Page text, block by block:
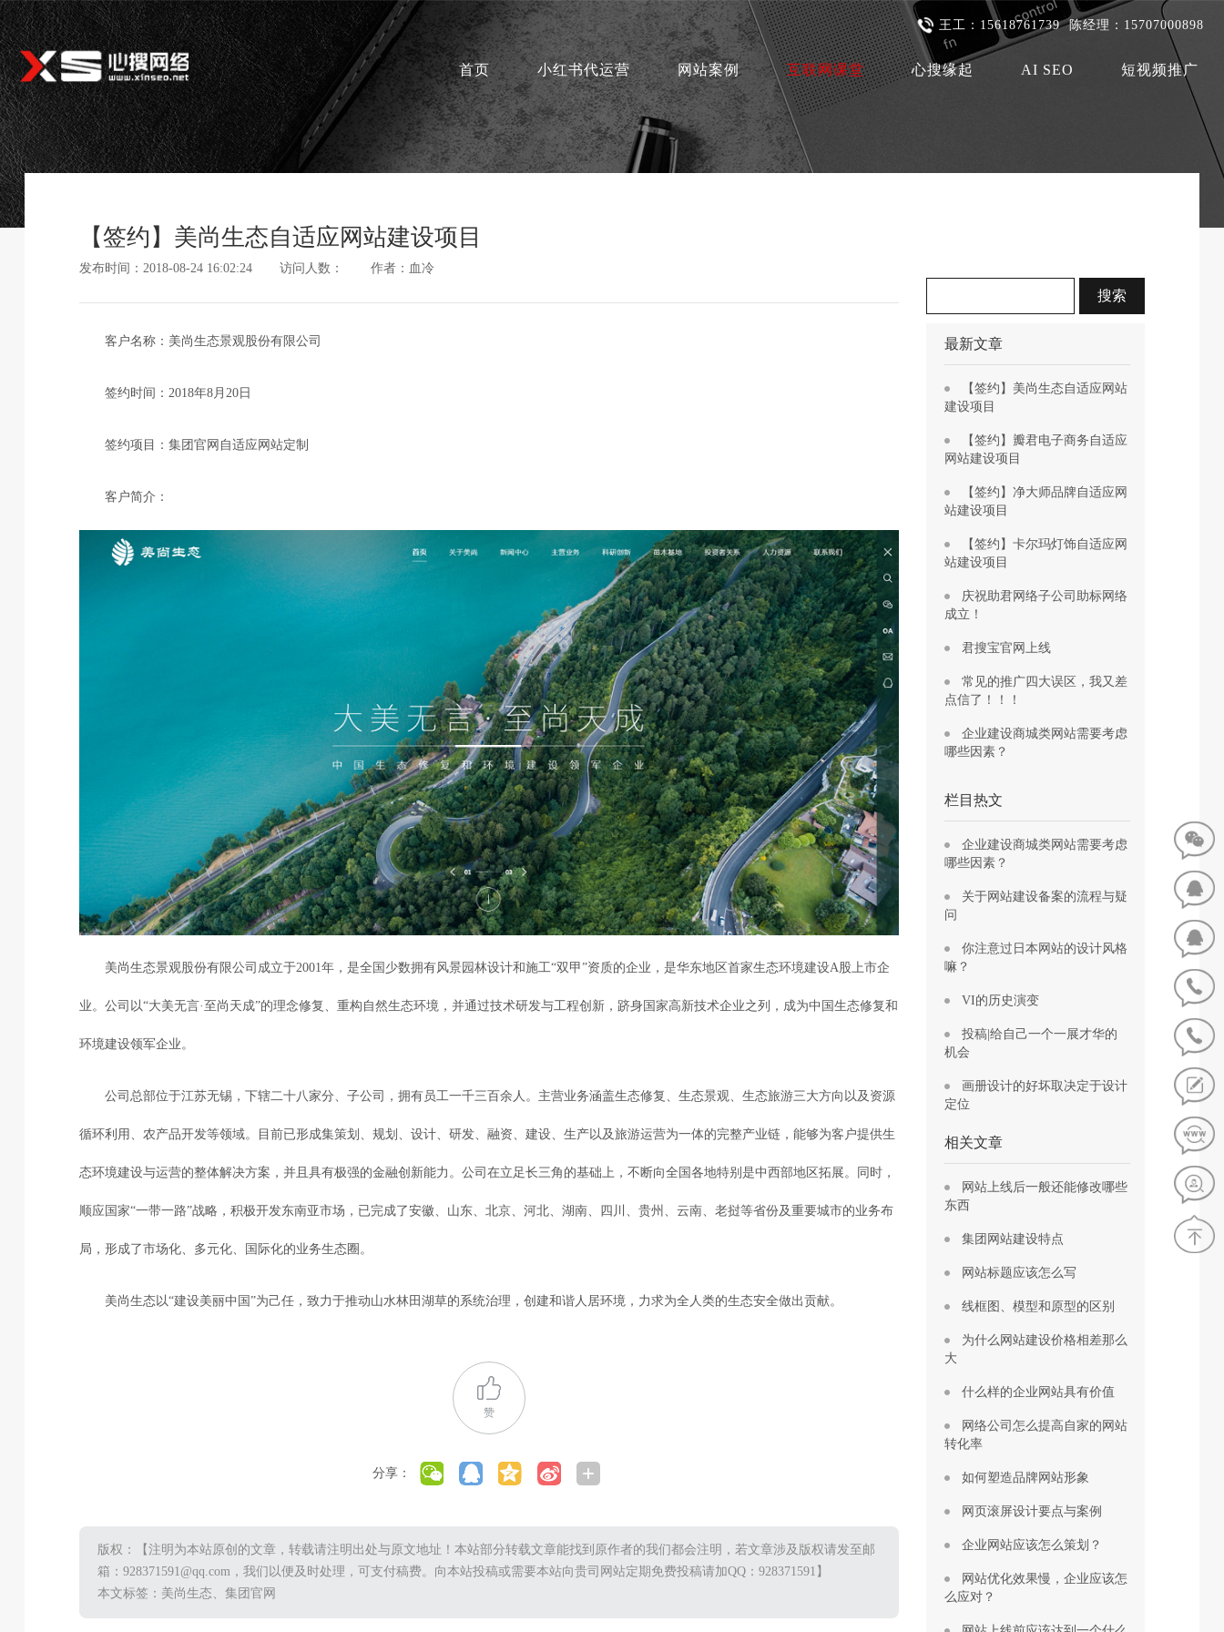
王工：15618761739 陈经理：15707000898
首页 小红书代运营 网站案例 互联网课堂 心搜缘起 AI SEO 短视频推广
【签约】美尚生态自适应网站建设项目
发布时间：2018-08-24 16:02:24 访问人数： 作者：血冷
客户名称：美尚生态景观股份有限公司
签约时间：2018年8月20日
签约项目：集团官网自适应网站定制
客户简介：
美尚生态景观股份有限公司成立于2001年，是全国少数拥有风景园林设计和施工“双甲”资质的企业，是华东地区首家生态环境建设A股上市企
业。公司以“大美无言·至尚天成”的理念修复、重构自然生态环境，并通过技术研发与工程创新，跻身国家高新技术企业之列，成为中国生态修复和
环境建设领军企业。
公司总部位于江苏无锡，下辖二十八家分、子公司，拥有员工一千三百余人。主营业务涵盖生态修复、生态景观、生态旅游三大方向以及资源
循环利用、农产品开发等领域。目前已形成集策划、规划、设计、研发、融资、建设、生产以及旅游运营为一体的完整产业链，能够为客户提供生
态环境建设与运营的整体解决方案，并且具有极强的金融创新能力。公司在立足长三角的基础上，不断向全国各地特别是中西部地区拓展。同时，
顺应国家“一带一路”战略，积极开发东南亚市场，已完成了安徽、山东、北京、河北、湖南、四川、贵州、云南、老挝等省份及重要城市的业务布
局，形成了市场化、多元化、国际化的业务生态圈。
美尚生态以“建设美丽中国”为己任，致力于推动山水林田湖草的系统治理，创建和谐人居环境，力求为全人类的生态安全做出贡献。
赞
分享：
版权：【注明为本站原创的文章，转载请注明出处与原文地址！本站部分转载文章能找到原作者的我们都会注明，若文章涉及版权请发至邮
箱：928371591@qq.com，我们以便及时处理，可支付稿费。向本站投稿或需要本站向贵司网站定期免费投稿请加QQ：928371591】
本文标签：美尚生态、集团官网
最新文章
【签约】美尚生态自适应网站
建设项目
【签约】瓣君电子商务自适应
网站建设项目
【签约】净大师品牌自适应网
站建设项目
【签约】卡尔玛灯饰自适应网
站建设项目
庆祝助君网络子公司助标网络
成立！
君搜宝官网上线
常见的推广四大误区，我又差
点信了！！！
企业建设商城类网站需要考虑
哪些因素？
栏目热文
企业建设商城类网站需要考虑
哪些因素？
关于网站建设备案的流程与疑
问
你注意过日本网站的设计风格
嘛？
VI的历史演变
投稿|给自己一个一展才华的
机会
画册设计的好坏取决定于设计
定位
相关文章
网站上线后一般还能修改哪些
东西
集团网站建设特点
网站标题应该怎么写
线框图、模型和原型的区别
为什么网站建设价格相差那么
大
什么样的企业网站具有价值
网络公司怎么提高自家的网站
转化率
如何塑造品牌网站形象
网页滚屏设计要点与案例
企业网站应该怎么策划？
网站优化效果慢，企业应该怎
么应对？